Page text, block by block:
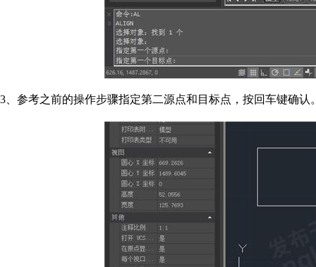
3、参考之前的操作步骤指定第二源点和目标点，按回车键确认